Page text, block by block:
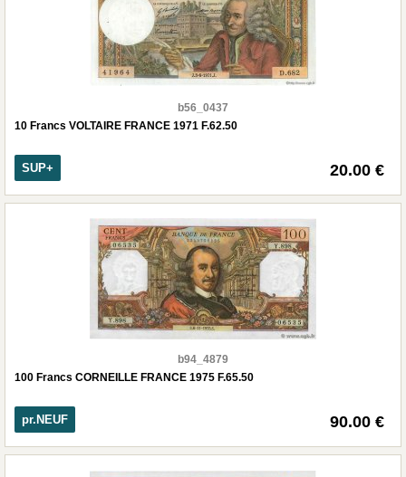
b56_0437
10 Francs VOLTAIRE FRANCE 1971 F.62.50
SUP+ 20.00 €
b94_4879
100 Francs CORNEILLE FRANCE 1975 F.65.50
pr.NEUF 90.00 €